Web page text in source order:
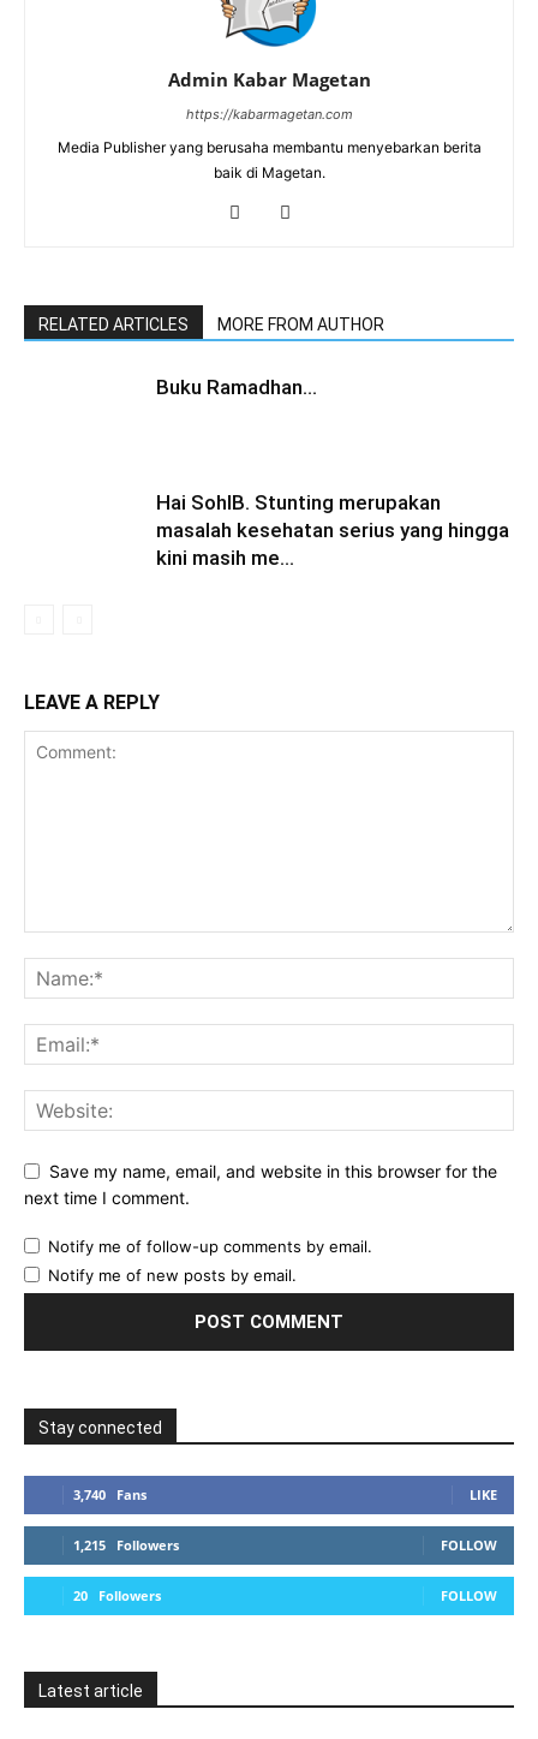
Admin Kabar Magetan
https://kabarmagetan.com
Media Publisher yang berusaha membantu menyebarkan berita
baik di Magetan.
RELATED ARTICLES MORE FROM AUTHOR
Buku Ramadhan…
Hai SohIB. Stunting merupakan
masalah kesehatan serius yang hingga
kini masih me…
LEAVE A REPLY
Save my name, email, and website in this browser for the
next time I comment.
Notify me of follow-up comments by email.
Notify me of new posts by email.
Stay connected
3,740 Fans LIKE
1,215 Followers FOLLOW
20 Followers FOLLOW
Latest article